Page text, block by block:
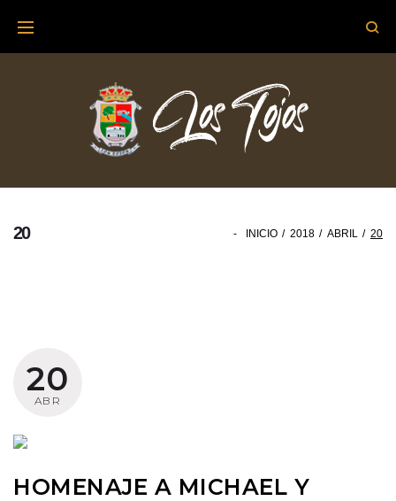
content
20 - INICIO / 2018 / ABRIL / 20
Día:
20
abril,
2018
20
ABR
HOMENAJE A MICHAEL Y